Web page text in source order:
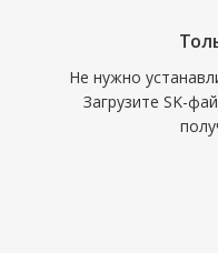
Не нужно
Загрузите SK-